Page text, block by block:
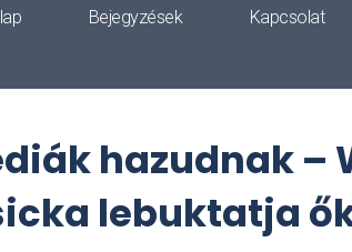
Bejegyzések Kapcsolat
hazudnak –
lebuktatja